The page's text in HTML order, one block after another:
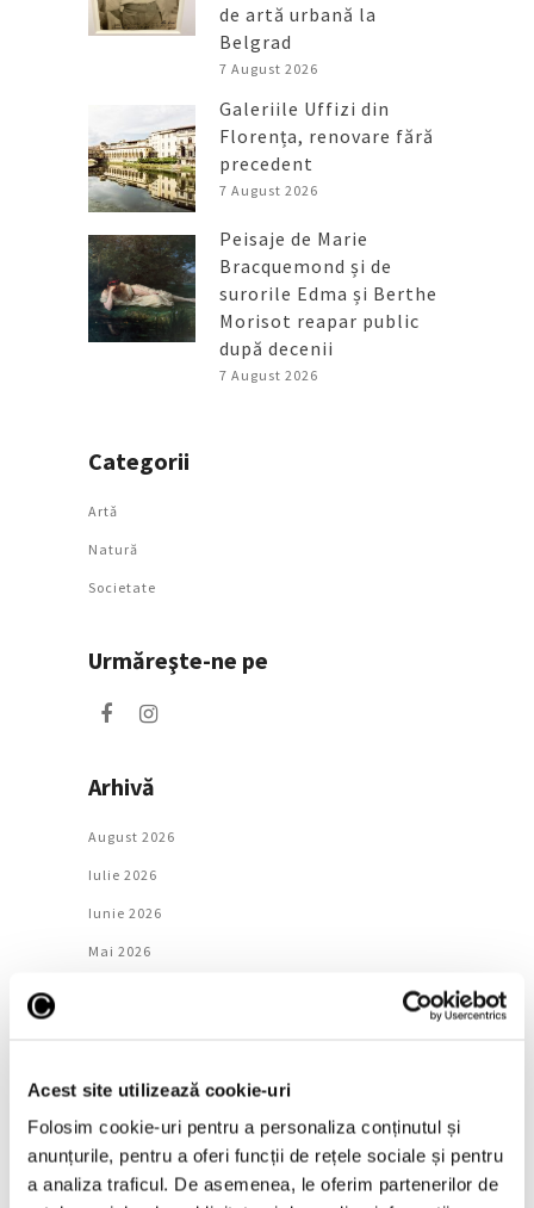
Acest site utilizează cookie-uri
Folosim cookie-uri pentru a personaliza conținutul și
anunțurile, pentru a oferi funcții de rețele sociale și pentru
a analiza traficul. De asemenea, le oferim partenerilor de
de artă urbană la
Belgrad
7 August 2026
Galeriile Uffizi din
Florența, renovare fără
precedent
7 August 2026
Peisaje de Marie
Bracquemond și de
surorile Edma și Berthe
Morisot reapar public
după decenii
7 August 2026
Categorii
Artǎ
Natură
Societate
Urmăreşte-ne pe
Arhivă
August 2026
Iulie 2026
Iunie 2026
Mai 2026
Decembrie 2025
Noiembrie 2025